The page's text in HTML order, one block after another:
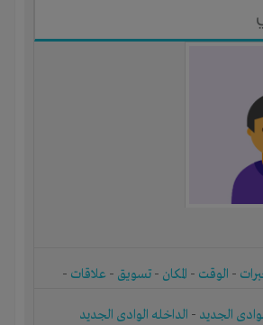
- الوقت - المكان - تسويق - علاقات -
الجديد - الداخله الوادى الجديد